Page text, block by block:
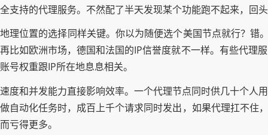
全支持的代理服务。不然配了半天发现某个功能跑不起来，回
地理位置的选择同样关键。你以为随便选个美国节点就行？错
再比如欧洲市场，德国和法国的IP信誉度就不一样。有些代理
账号权重跟IP所在地息息相关。
速度和并发能力直接影响效率。一个代理节点同时供几十个人
做自动化任务时，成百上千个请求同时发出，如果代理扛不住
而亏得更多。